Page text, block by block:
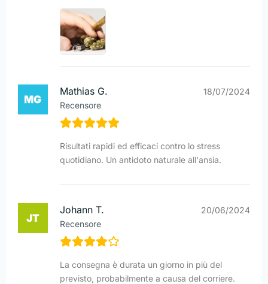
Mathias G.
Recensore
18/07/2024
Risultati rapidi ed efficaci contro lo stress
quotidiano. Un antidoto naturale all'ansia.
Johann T.
Recensore
20/06/2024
La consegna è durata un giorno in più del
previsto, probabilmente a causa del corriere.